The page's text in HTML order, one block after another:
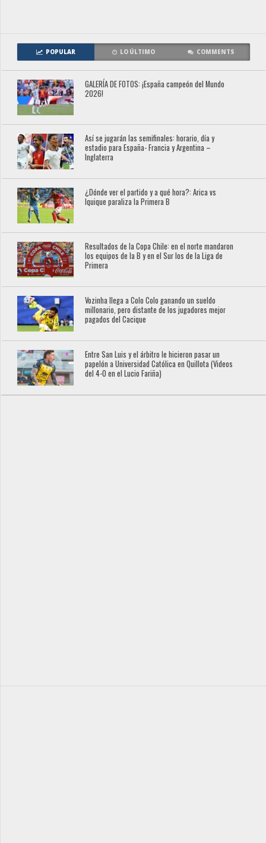
POPULAR LO ÚLTIMO COMMENTS
GALERÍA DE FOTOS: ¡España campeón del Mundo
2026!
Así se jugarán las semifinales: horario, día y
estadio para España- Francia y Argentina –
Inglaterra
¿Dónde ver el partido y a qué hora?: Arica vs
Iquique paraliza la Primera B
Resultados de la Copa Chile: en el norte mandaron
los equipos de la B y en el Sur los de la Liga de
Primera
Vozinha llega a Colo Colo ganando un sueldo
millonario, pero distante de los jugadores mejor
pagados del Cacique
Entre San Luis y el árbitro le hicieron pasar un
papelón a Universidad Católica en Quillota (Videos
del 4-0 en el Lucio Fariña)